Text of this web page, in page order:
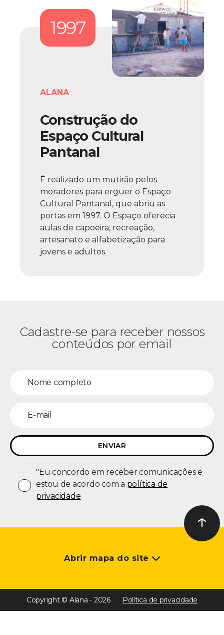
1997
ALANA
Construção do
Espaço Cultural
Pantanal
É realizado um mutirão pelos
moradores para erguer o Espaço
Cultural Pantanal, que abriu as
portas em 1997. O Espaço oferecia
aulas de capoeira, recreação,
artesanato e alfabetização para
jovens e adultos.
Cadastre-se para receber nossos
conteúdos por email
"Eu concordo em receber comunicações e
estou de acordo com a política de
privacidade
Ir ao
↑
Abrir mapa do site
Copyright © Alana - 2026 Política de privacidade